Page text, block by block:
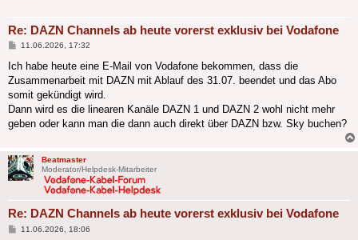
Re: DAZN Channels ab heute vorerst exklusiv bei Vodafone
Beitrag
11.06.2026, 17:32
Ich habe heute eine E-Mail von Vodafone bekommen, dass die
Zusammenarbeit mit DAZN mit Ablauf des 31.07. beendet und das Abo
somit gekündigt wird.
Dann wird es die linearen Kanäle DAZN 1 und DAZN 2 wohl nicht mehr
geben oder kann man die dann auch direkt über DAZN bzw. Sky buchen?
Beatmaster
Moderator/Helpdesk-Mitarbeiter
Re: DAZN Channels ab heute vorerst exklusiv bei Vodafone
Beitrag
11.06.2026, 18:06